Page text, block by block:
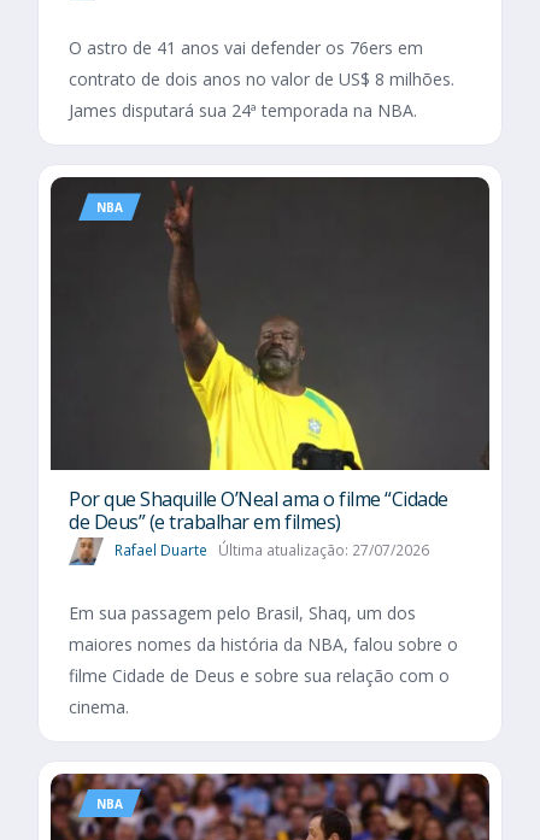
O astro de 41 anos vai defender os 76ers em
contrato de dois anos no valor de US$ 8 milhões.
James disputará sua 24ª temporada na NBA.
NBA
Por que Shaquille O’Neal ama o filme “Cidade
de Deus” (e trabalhar em filmes)
Rafael Duarte Última atualização: 27/07/2026
Em sua passagem pelo Brasil, Shaq, um dos
maiores nomes da história da NBA, falou sobre o
filme Cidade de Deus e sobre sua relação com o
cinema.
NBA